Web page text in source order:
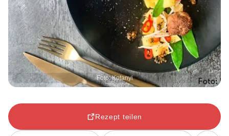
Foto: Kotanyi
Rezept teilen